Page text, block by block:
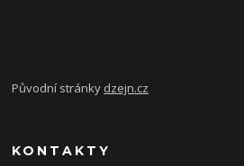
Původní stránky dzejn.cz
KONTAKTY